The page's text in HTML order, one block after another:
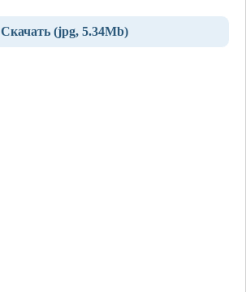
Скачать (jpg, 5.34Mb)